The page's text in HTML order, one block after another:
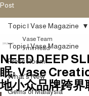
Post
Topic | Vase Magazine
Press Room
What's New
Gems of Malaysia
Topic | Vase Magazine
NEED DEEP
眠: Vase
地小众品牌跨界
Vase Team
3 min read